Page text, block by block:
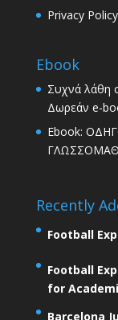
Privacy Policy
Ebook
Συχνά λάθη
Δωρεάν e-
Ebook:
Recently
Football
Football
for
Barcelona